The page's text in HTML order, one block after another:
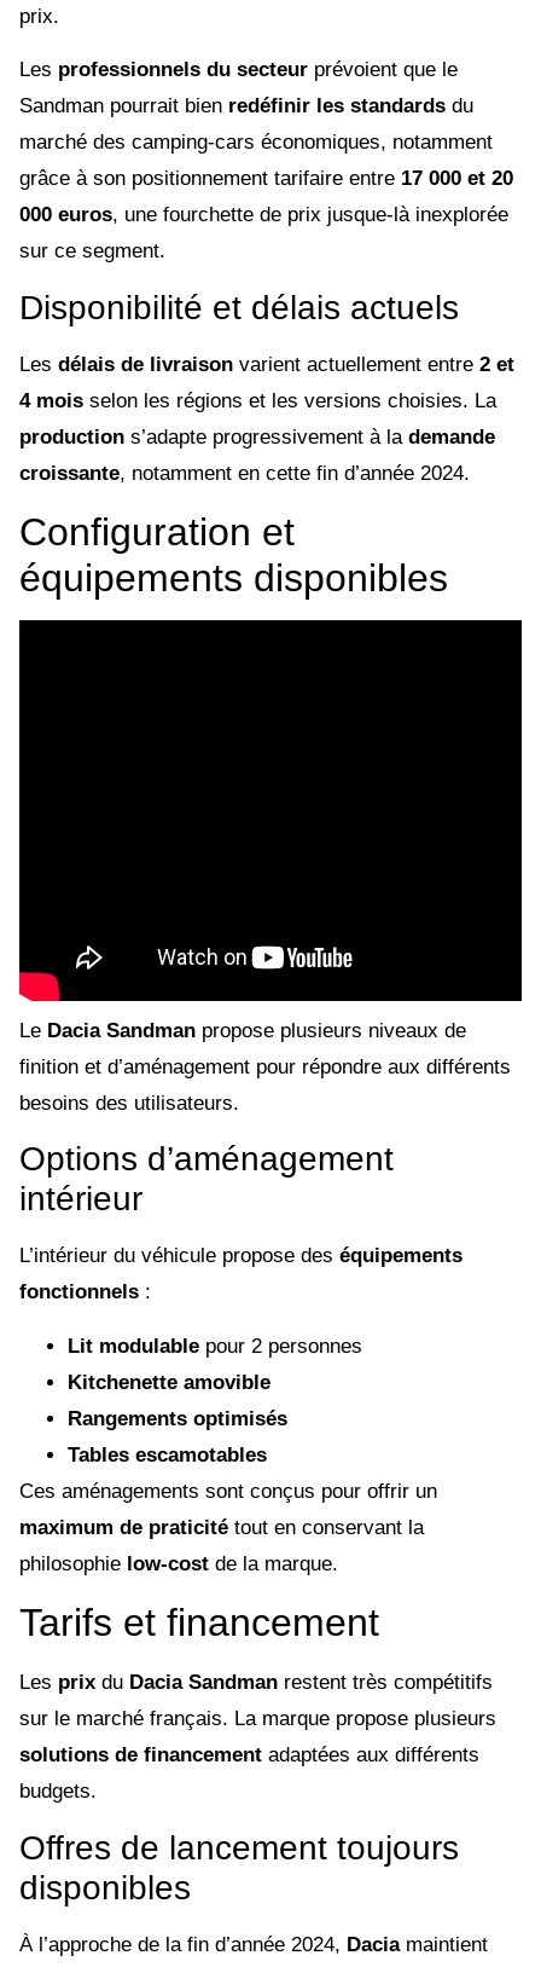
prix.
Les professionnels du secteur prévoient que le
Sandman pourrait bien redéfinir les standards du
marché des camping-cars économiques, notamment
grâce à son positionnement tarifaire entre 17 000 et 20
000 euros, une fourchette de prix jusque-là inexplorée
sur ce segment.
Disponibilité et délais actuels
Les délais de livraison varient actuellement entre 2 et
4 mois selon les régions et les versions choisies. La
production s’adapte progressivement à la demande
croissante, notamment en cette fin d’année 2024.
Configuration et
équipements disponibles
Le Dacia Sandman propose plusieurs niveaux de
finition et d’aménagement pour répondre aux différents
besoins des utilisateurs.
Options d’aménagement
intérieur
L’intérieur du véhicule propose des équipements
fonctionnels :
Lit modulable pour 2 personnes
Kitchenette amovible
Rangements optimisés
Tables escamotables
Ces aménagements sont conçus pour offrir un
maximum de praticité tout en conservant la
philosophie low-cost de la marque.
Tarifs et financement
Les prix du Dacia Sandman restent très compétitifs
sur le marché français. La marque propose plusieurs
solutions de financement adaptées aux différents
budgets.
Offres de lancement toujours
disponibles
À l’approche de la fin d’année 2024, Daciamaintient